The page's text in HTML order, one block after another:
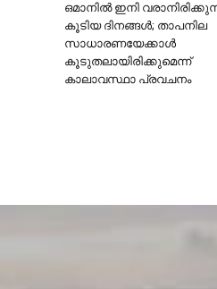
ഒമാനിൽ ഇനി
കൂടിയ ദിനങ്ങൾ; താപനില
സാധാരണയേക്കാൾ
കൂടുതലായിരിക്കുമെന്ന്
കാലാവസ്ഥാ പ്രവചനം